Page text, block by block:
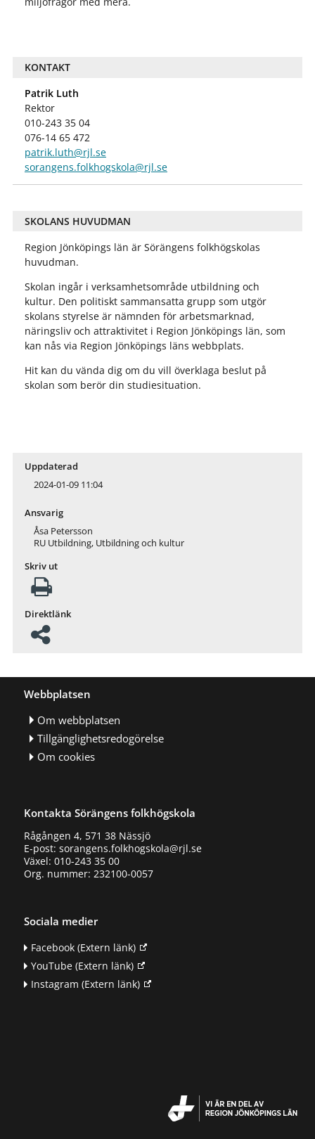
KONTAKT
Patrik Luth
Rektor
010-243 3504
076-14 65 472
patrik.luth@rjl.se
sorangens.folkhogskola@rjl.se
SKOLANS HUVUDMAN
Region Jönköpings län är Sörängens folkhögskolas
huvudman.
Skolan ingår i verksamhetsområde utbildning och
kultur. Den politiskt sammansatta grupp som utgör
skolans styrelse är nämnden för arbetsmarknad,
näringsliv och attraktivitet i Region Jönköpings län, som
kan nås via Region Jönköpings läns webbplats.
Hit kan du vända dig om du vill överklaga beslut på
skolan som berör din studiesituation.
Uppdaterad
2024-01-09 11:04
Ansvarig
Åsa Petersson
RU Utbildning, Utbildning och kultur
Skriv ut
Direktlänk
Webbplatsen
Om webbplatsen
Tillgänglighetsredogörelse
Om cookies
Kontakta Sörängens folkhögskola
Rågången 4, 571 38 Nässjö
E-post: sorangens.folkhogskola@rjl.se
Växel: 010-243 35 00
Org. nummer: 232100-0057
Sociala medier
Facebook(Extern länk)
YouTube(Extern länk)
Instagram (Extern länk)